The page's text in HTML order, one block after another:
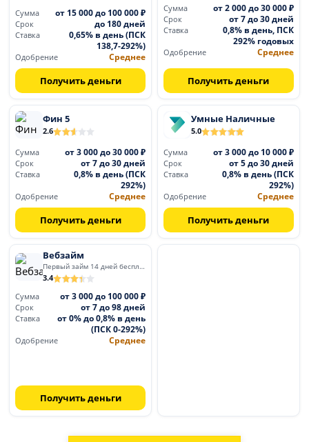
Сумма
от 15 000 до 100 000 ₽
Срок до 180 дней
Ставка
0,65% в день (ПСК
138,7-292%)
Одобрение Среднее
Получить деньги
Сумма от 2 000 до 30 000 ₽
Срок от 7 до 30 дней
Ставка
0,8% в день, ПСК
292% годовых
Одобрение Среднее
Получить деньги
Фин 5
2.6
Сумма от 3 000 до 30 000 ₽
Срок от 7 до 30 дней
Ставка
0,8% в день (ПСК
292%)
Одобрение Среднее
Получить деньги
Умные Наличные
5.0
Сумма от 3 000 до 10 000 ₽
Срок от 5 до 30 дней
Ставка
0,8% в день (ПСК
292%)
Одобрение Среднее
Получить деньги
Вебзайм
Первый займ 14 дней бесплатно
3.4
Сумма
от 3 000 до 100 000 ₽
Срок от 7 до 98 дней
Ставка
от 0% до 0,8% в день
(ПСК 0-292%)
Одобрение Среднее
Получить деньги